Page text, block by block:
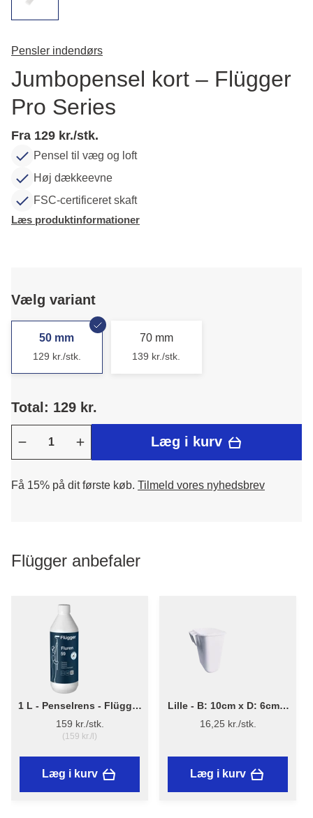
Pensler indendørs
Jumbopensel kort – Flügger
Pro Series
Fra 129 kr./stk.
Pensel til væg og loft
Høj dækkeevne
FSC-certificeret skaft
Læs produktinformationer
Vælg variant
50 mm
129 kr./stk.
70 mm
139 kr./stk.
Total: 129 kr.
Læg i kurv
Få 15% på dit første køb. Tilmeld vores nyhedsbrev
Flügger anbefaler
1 L - Penselrens - Flügger
Fluren 59
159 kr./stk.
(159 kr./l)
Læg i kurv
Lille - B: 10cm x D: 6cm x
H: 12cm - Penselholder
16,25 kr./stk.
Læg i kurv